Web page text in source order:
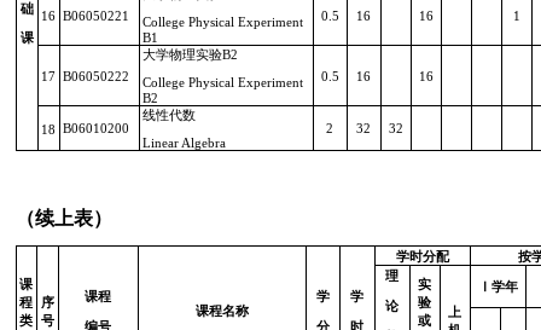
础
课
16 B06050221
College Physical Experiment
B1
0.5 16 16 1
17 B06050222
大学物理实验B2
College Physical Experiment
B2
0.5 16 16
18 B06010200
线性代数
Linear Algebra
2 32 32
（续上表）
课
程
类
序
号
课程
编号
课程名称
学
分
学
时
学时分配
按
理
论
实
验
或
上
Ⅰ 学年